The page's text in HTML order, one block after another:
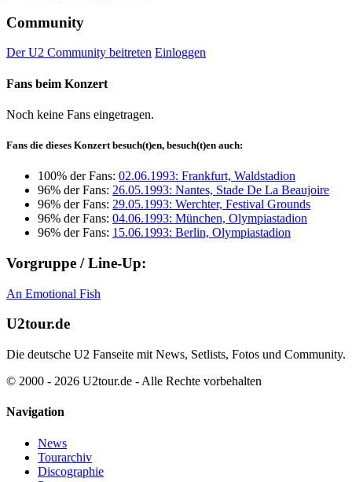
Community
Der U2 Community beitreten Einloggen
Fans beim Konzert
Noch keine Fans eingetragen.
Fans die dieses Konzert besuch(t)en, besuch(t)en auch:
100% der Fans: 02.06.1993: Frankfurt, Waldstadion
96% der Fans: 26.05.1993: Nantes, Stade De La Beaujoire
96% der Fans: 29.05.1993: Werchter, Festival Grounds
96% der Fans: 04.06.1993: München, Olympiastadion
96% der Fans: 15.06.1993: Berlin, Olympiastadion
Vorgruppe / Line-Up:
An Emotional Fish
U2tour.de
Die deutsche U2 Fanseite mit News, Setlists, Fotos und Community.
© 2000 - 2026 U2tour.de - Alle Rechte vorbehalten
Navigation
News
Tourarchiv
Discographie